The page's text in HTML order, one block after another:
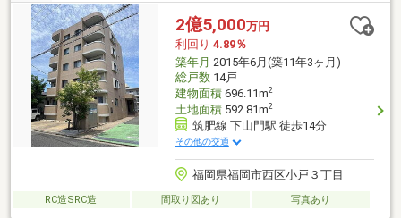
2億5,000万円
利回り 4.89％
築年月 2015年6月(築11年3ヶ月)
総戸数14戸
建物面積696.11m2
土地面積592.81m2
筑肥線 下山門駅 徒歩14分
その他の交通
福岡県福岡市西区小戸３丁目
RC造SRC造 間取り図あり 写真あり